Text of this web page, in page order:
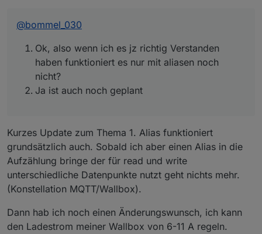
@bommel_030
Ok, also wenn ich es jz richtig Verstanden
haben funktioniert es nur mit aliasen noch
nicht?
Ja ist auch noch geplant
Kurzes Update zum Thema 1. Alias funktioniert
grundsätzlich auch. Sobald ich aber einen Alias in die
Aufzählung bringe der für read und write
unterschiedliche Datenpunkte nutzt geht nichts mehr.
(Konstellation MQTT/Wallbox).
Dann hab ich noch einen Änderungswunsch, ich kann
den Ladestrom meiner Wallbox von 6-11 A regeln.